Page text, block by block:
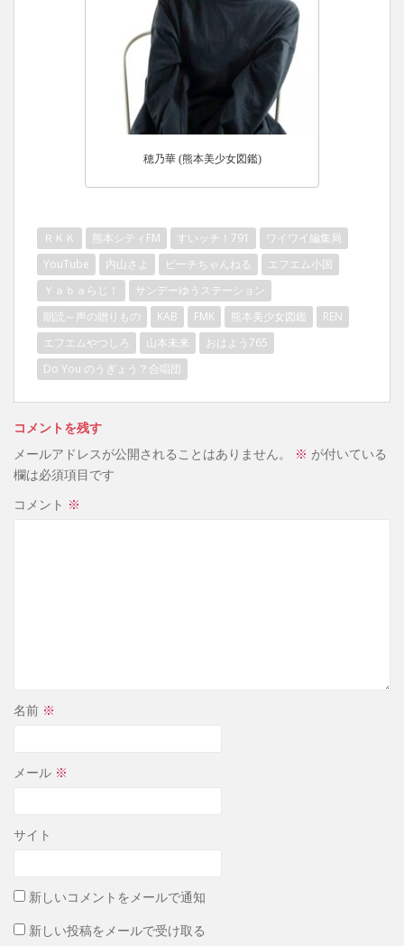
穂乃華 (熊本美少女図鑑)
ＲＫＫ 熊本シティFM すいッチ！791
ワイワイ編集局
YouTube
内山さよ ピーチちゃんねる
エフエム小国
Ｙａｂａらじ！
サンデーゆうステーション
朗読～声の贈りもの
KAB FMK 熊本美少女図鑑
REN
エフエムやつしろ
山本未来
おはよう765
Do You のうぎょう？合唱団
コメントを残す
メールアドレスが公開されることはありません。
※ が付いている
欄は必須項目です
コメント ※
名前 ※
メール ※
サイト
新しいコメントをメールで通知
新しい投稿をメールで受け取る